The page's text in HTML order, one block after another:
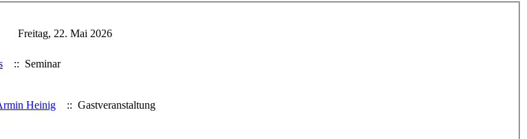
Freitag, 22. Mai 2026
:: Seminar
Heinig :: Gastveranstaltung